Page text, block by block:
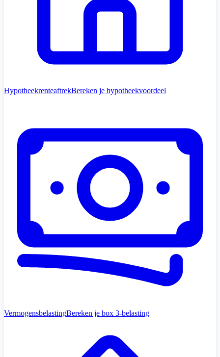
HypotheekrenteaftrekBereken je hypotheekvoordeel
VermogensbelastingBereken je box 3-belasting